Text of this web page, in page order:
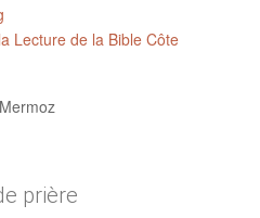
Lecture de la Bible Côte
prière